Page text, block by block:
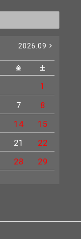
2026.09
金 土
1
7
8
14
15
21
22
28
29